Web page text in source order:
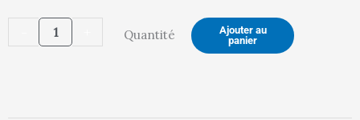
Quantité
Ajouter au
panier